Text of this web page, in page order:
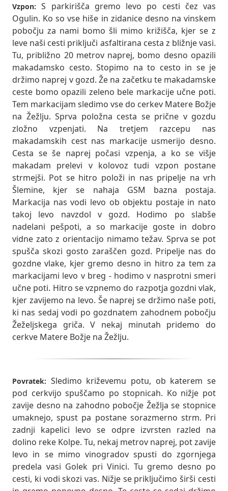
Vzpon: S parkirišča gremo levo po cesti čez vas
Ogulin. Ko so vse hiše in zidanice desno na vinskem
pobočju za nami bomo šli mimo križišča, kjer se z
leve naši cesti priključi asfaltirana cesta z bližnje vasi.
Tu, približno 20 metrov naprej, bomo desno opazili
makadamsko cesto. Stopimo na to cesto in se je
držimo naprej v gozd. Že na začetku te makadamske
ceste bomo opazili zeleno bele markacije učne poti.
Tem markacijam sledimo vse do cerkev Matere Božje
na Žežlju. Sprva položna cesta se prične v gozdu
zložno vzpenjati. Na tretjem razcepu nas
makadamskih cest nas markacije usmerijo desno.
Cesta se še naprej počasi vzpenja, a ko se višje
makadam prelevi v kolovoz tudi vzpon postane
strmejši. Pot se hitro položi in nas pripelje na vrh
Šlemine, kjer se nahaja GSM bazna postaja.
Markacija nas vodi levo ob objektu postaje in nato
takoj levo navzdol v gozd. Hodimo po slabše
nadelani pešpoti, a so markacije goste in dobro
vidne zato z orientacijo nimamo težav. Sprva se pot
spušča skozi gosto zaraščen gozd. Pripelje nas do
gozdne vlake, kjer gremo desno in hitro za tem za
markacijami levo v breg - hodimo v nasprotni smeri
učne poti. Hitro se vzpnemo do razpotja gozdni vlak,
kjer zavijemo na levo. Še naprej se držimo naše poti,
ki nas sedaj vodi po gozdnatem zahodnem pobočju
Žeželjskega griča. V nekaj minutah pridemo do
cerkve Matere Božje na Žežlju.
Povratek: Sledimo križevemu potu, ob katerem se
pod cerkvijo spuščamo po stopnicah. Ko nižje pot
zavije desno na zahodno pobočje Žežlja se stopnice
umaknejo, spust pa postane sorazmerno strm. Pri
zadnji kapelici levo se odpre izvrsten razled na
dolino reke Kolpe. Tu, nekaj metrov naprej, pot zavije
levo in se mimo vinogradov spusti do zgornjega
predela vasi Golek pri Vinici. Tu gremo desno po
cesti, ki vodi skozi vas. Nižje se priključimo širši cesti